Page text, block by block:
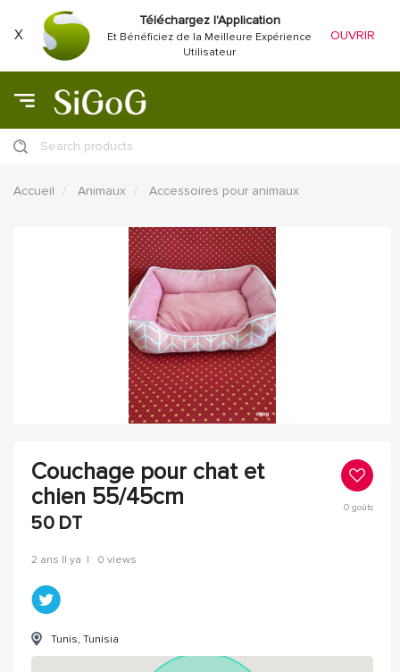
X
Téléchargez l'Application
Et Bénéficiez de la Meilleure Expérience
Utilisateur
OUVRIR
Search products
Accueil Animaux Accessoires pour animaux
Couchage pour chat et
chien 55/45cm
50 DT
0goûts
2 ans Il ya | 0 views
Tunis, Tunisia